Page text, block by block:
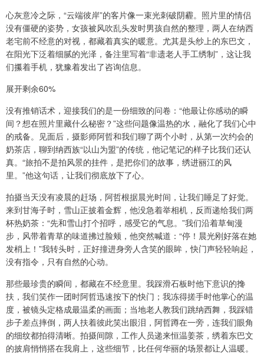
心灰意冷之际，“云端彼岸”的客片像一束光刺破阴霾。照片里的情侣
没有僵硬的姿势，女孩被风吹乱头发时男孩自然的整理，两人在纳西
老宅前不经意的对视，都藏着真实的暖意。尤其是头纱上的东巴文，
在阳光下泛着细腻的光泽，备注里写着“非遗老人手工绣制”，这让我
们攥着手机，犹豫着发出了咨询信息。
展开剩余60%
没有推销话术，迎接我们的是一份细致的问卷：“他最让你感动的瞬
间？想在照片里藏什么秘密？”这些问题像温热的水，融化了我们心中
的戒备。见面后，摄影师阿哲和我们聊了两个小时，从第一次约会的
奶茶店，聊到纳西族“以山为盟”的传统，他记笔记的样子比我们还认
真。“旅拍不是拍风景的挂件，是把你们的故事，绣进丽江的风
里。”他这句话，让我们彻底放下了心。
拍摄当天没有凌晨的赶场，阿哲根据晨光时间，让我们睡足了好觉。
来到甘海子时，雪山正披着金辉，他没急着举相机，反而递给我们两
杯热奶茶：“先和雪山打个招呼，感受它的气息。”我们沿着草甸漫
步，风带着青草的味道拂过脸颊，他突然喊道：“停！晨光刚好落在她
发梢上！”我转头时，正好撞进身旁人含笑的眼眸，快门声轻轻响起，
没有指令，只有自然的心动。
那些最珍贵的瞬间，都藏在不经意里。我踩滑石板时他下意识的搀
扶，我们笑作一团时阿哲迅速按下的快门；我冻得搓手时他掌心的温
度，被镜头定格成最温柔的画面；当地老人教我们跳纳西舞，我踩错
步子差点摔倒，两人扶着彼此笑出眼泪，阿哲蹲在一旁，连我们眼角
的细纹都拍得清晰。拍摄间隙，工作人员递来恒温姜茶，绣着东巴文
的披肩悄悄搭在我肩上，这些细节，比任何华丽的场景都让人温暖。